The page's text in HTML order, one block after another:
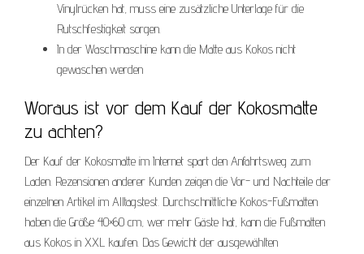
Vinylrücken hat, muss eine zusätzliche Unterlage für die
Rutschfestigkeit sorgen.
In der Waschmaschine kann die Matte aus Kokos nicht
gewaschen werden
Woraus ist vor dem Kauf der Kokosmatte
zu achten?
Der Kauf der Kokosmatte im Internet spart den Anfahrtsweg zum
Laden. Rezensionen anderer Kunden zeigen die Vor- und Nachteile der
einzelnen Artikel im Alltagstest. Durchschnittliche Kokos-Fußmatten
haben die Größe 40×60 cm, wer mehr Gäste hat, kann die Fußmatten
aus Kokos in XXL kaufen. Das Gewicht der ausgewählten